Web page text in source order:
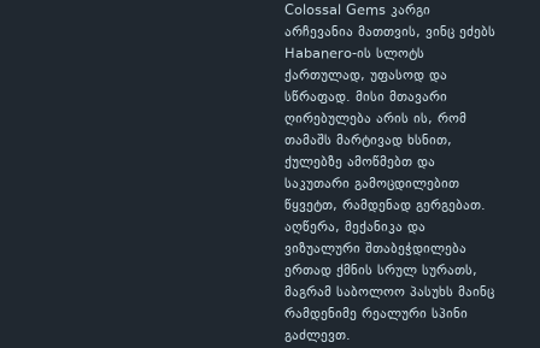
Colossal Gems კარგი
არჩევანია მათთვის, ვინც ეძებს
Habanero-ის სლოტს
ქართულად, უფასოდ და
სწრაფად. მისი მთავარი
ღირებულება არის ის, რომ
თამაშს მარტივად ხსნით,
ქულებზე ამოწმებთ და
საკუთარი გამოცდილებით
წყვეტთ, რამდენად გერგებათ.
აღწერა, მექანიკა და
ვიზუალური შთაბეჭდილება
ერთად ქმნის სრულ სურათს,
მაგრამ საბოლოო პასუხს მაინც
რამდენიმე რეალური სპინი
გაძლევთ.